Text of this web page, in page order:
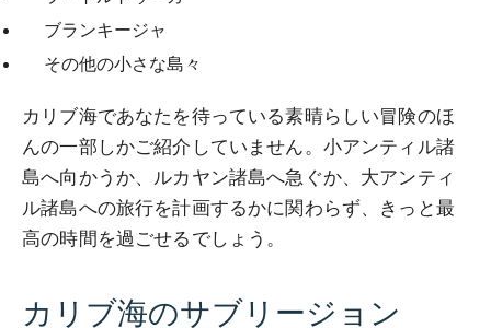
ブランキージャ
その他の小さな島々
カリブ海であなたを待っている素晴らしい冒険のほ
んの一部しかご紹介していません。小アンティル諸
島へ向かうか、ルカヤン諸島へ急ぐか、大アンティ
ル諸島への旅行を計画するかに関わらず、きっと最
高の時間を過ごせるでしょう。
カリブ海のサブリージョン